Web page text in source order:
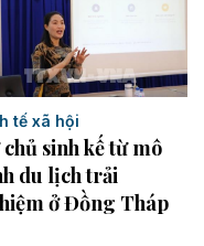
tế xã hội
sinh kế từ mô
du lịch trải
ở Đồng Tháp